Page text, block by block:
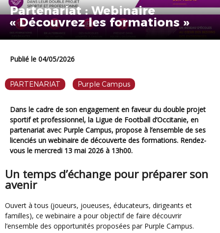
Partenariat : Webinaire
« Découvrez les formations »
Publié le 04/05/2026
PARTENARIAT Purple Campus
Dans le cadre de son engagement en faveur du double projet
sportif et professionnel, la Ligue de Football d’Occitanie, en
partenariat avec Purple Campus, propose à l’ensemble de ses
licenciés un webinaire de découverte des formations. Rendez-
vous le mercredi 13 mai 2026 à 13h00.
Un temps d’échange pour préparer son
avenir
Ouvert à tous (joueurs, joueuses, éducateurs, dirigeants et
familles), ce webinaire a pour objectif de faire découvrir
l’ensemble des opportunités proposées par Purple Campus.